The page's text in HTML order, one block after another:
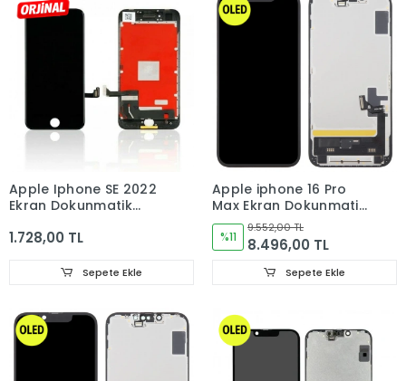
Apple Iphone SE 2022
Ekran Dokunmatik
1.728,00 TL
Sepete Ekle
Apple iphone 16 Pro
Max Ekran Dokunmatik
Cam OLED
%11
9.552,00 TL
8.496,00 TL
Sepete Ekle